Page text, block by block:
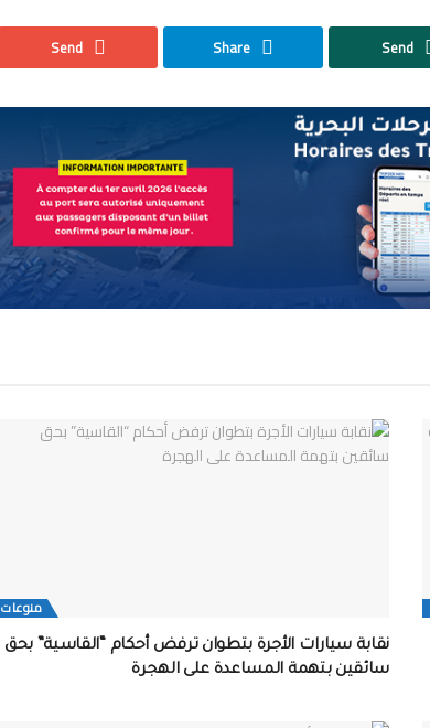
Send
Share
Send
منوعات
نقابة سيارات الأجرة بتطوان ترفض أحكام “القاسية” بحق
سائقين بتهمة المساعدة على الهجرة